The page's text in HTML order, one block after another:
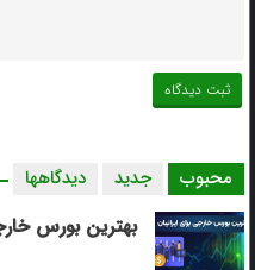
محبوب جدید دیدگاهها
بهترین بورس